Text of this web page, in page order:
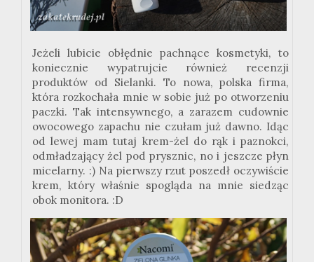
Jeżeli lubicie obłędnie pachnące kosmetyki, to
koniecznie wypatrujcie również recenzji
produktów od Sielanki. To nowa, polska firma,
która rozkochała mnie w sobie już po otworzeniu
paczki. Tak intensywnego, a zarazem cudownie
owocowego zapachu nie czułam już dawno. Idąc
od lewej mam tutaj krem-żel do rąk i paznokci,
odmładzający żel pod prysznic, no i jeszcze płyn
micelarny. :) Na pierwszy rzut poszedł oczywiście
krem, który właśnie spogląda na mnie siedząc
obok monitora. :D